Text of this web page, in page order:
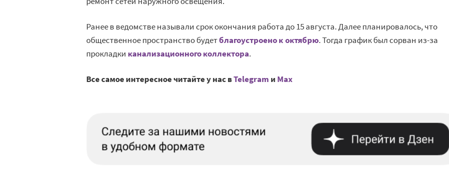
Ранее в ведомстве называли срок окончания работа до 15 августа. Далее планировалось, что
общественное пространство будетблагоустроено к октябрю. Тогда график был сорван из-за
прокладки канализационного коллектора.
Все самое интересное читайте у нас вTelegram и Mах